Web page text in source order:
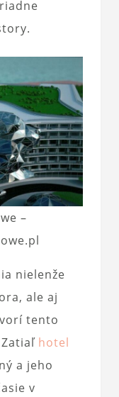
–
nielenže
ale aj
tento
hotel
a jeho
v